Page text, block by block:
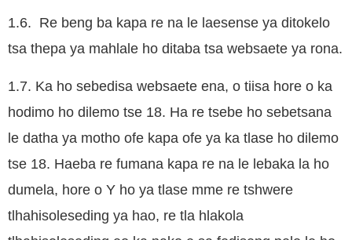
1.6. Re beng ba kapa re na le laesense ya ditokelo
tsa thepa ya mahlale ho ditaba tsa websaete ya rona.
1.7. Ka ho sebedisa websaete ena, o tiisa hore o ka
hodimo ho dilemo tse 18. Ha re tsebe ho sebetsana
le datha ya motho ofe kapa ofe ya ka tlase ho dilemo
tse 18. Haeba re fumana kapa re na le lebaka la ho
dumela, hore o Y ho ya tlase mme re tshwere
tlhahisoleseding ya hao, re tla hlakola